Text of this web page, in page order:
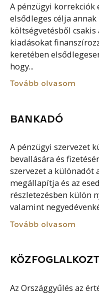
A pénzügyi korrekciók
elsődleges célja
költségvetésből
kiadásokat
keretében
hogy...
Tovább olvasom
BANKADÓ
A pénzügyi szervezet
bevallására és
szervezet a különadót
megállapítja és az
részletezésben külön
valamint
Tovább olvasom
Az Országgyűlés az